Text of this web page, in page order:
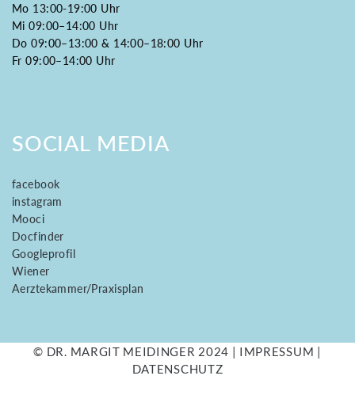
Mo 13:00-19:00 Uhr
Mi 09:00–14:00 Uhr
Do 09:00–13:00 & 14:00–18:00 Uhr
Fr 09:00–14:00 Uhr
SOCIAL MEDIA
facebook
instagram
Mooci
Docfinder
Googleprofil
Wiener
Aerztekammer/Praxisplan
© DR. MARGIT MEIDINGER 2024 | IMPRESSUM |
DATENSCHUTZ